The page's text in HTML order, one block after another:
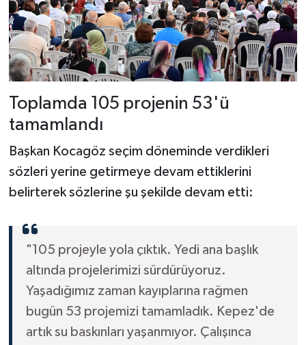
Toplamda 105 projenin 53'ü
tamamlandı
Başkan Kocagöz seçim döneminde verdikleri
sözleri yerine getirmeye devam ettiklerini
belirterek sözlerine şu şekilde devam etti:
"105 projeyle yola çıktık. Yedi ana başlık
altında projelerimizi sürdürüyoruz.
Yaşadığımız zaman kayıplarına rağmen
bugün 53 projemizi tamamladık. Kepez'de
artık su baskınları yaşanmıyor. Çalışınca